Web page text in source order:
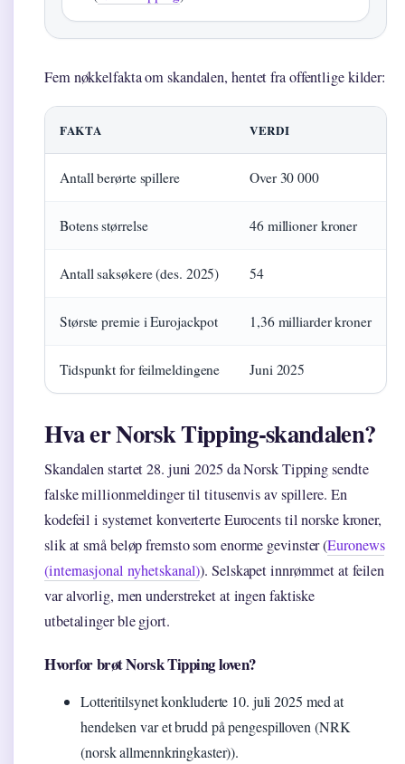
Fem nøkkelfakta om skandalen, hentet fra offentlige kilder:
FAKTA VERDI
Antall berørte spillere Over 30 000
Botens størrelse 46 millioner kroner
Antall saksøkere (des. 2025) 54
Største premie i Eurojackpot 1,36 milliarder kroner
Tidspunkt for feilmeldingene Juni 2025
Hva er Norsk Tipping-skandalen?
Skandalen startet 28. juni 2025 da Norsk Tipping sendte
falske millionmeldinger til titusenvis av spillere. En
kodefeil i systemet konverterte Eurocents til norske kroner,
slik at små beløp fremsto som enorme gevinster (Euronews
(internasjonal nyhetskanal)). Selskapet innrømmet at feilen
var alvorlig, men understreket at ingen faktiske
utbetalinger ble gjort.
Hvorfor brøt Norsk Tipping loven?
Lotteritilsynet konkluderte 10. juli 2025 med at
hendelsen var et brudd på pengespilloven (NRK
(norsk allmennkringkaster)).